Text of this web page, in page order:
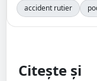
accident rutier
Citește și